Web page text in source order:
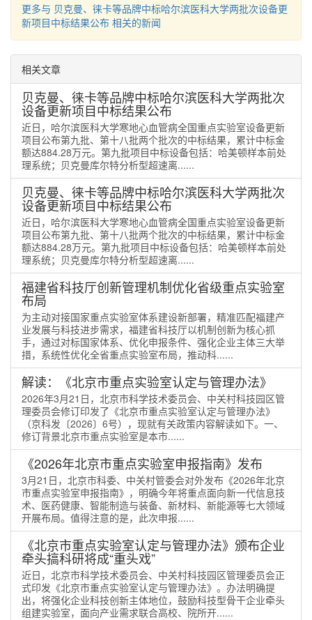
更多与 贝克曼、徕卡等品牌中标哈尔滨医科大学两批次设备更
新项目中标结果公布 相关的新闻
相关文章
贝克曼、徕卡等品牌中标哈尔滨医科大学两批次
设备更新项目中标结果公布
近日，哈尔滨医科大学寒地心血管病全国重点实验室设备更新
项目公布第九批、第十八批两个批次的中标结果，累计中标金
额达884.28万元。第九批项目中标设备包括：哈美顿样本前处
理系统；贝克曼库尔特分析型超速离......
贝克曼、徕卡等品牌中标哈尔滨医科大学两批次
设备更新项目中标结果公布
近日，哈尔滨医科大学寒地心血管病全国重点实验室设备更新
项目公布第九批、第十八批两个批次的中标结果，累计中标金
额达884.28万元。第九批项目中标设备包括：哈美顿样本前处
理系统；贝克曼库尔特分析型超速离......
福建省科技厅创新管理机制优化省级重点实验室
布局
为主动对接国家重点实验室体系建设新部署，精准匹配福建产
业发展与科技进步需求，福建省科技厅以机制创新为核心抓
手，通过对标国家体系、优化申报条件、强化企业主体三大举
措，系统性优化全省重点实验室布局，推动科......
解读：《北京市重点实验室认定与管理办法》
2026年3月21日，北京市科学技术委员会、中关村科技园区管
理委员会修订印发了《北京市重点实验室认定与管理办法》
（京科发〔2026〕6号），现就有关政策内容解读如下。一、
修订背景北京市重点实验室是本市......
《2026年北京市重点实验室申报指南》发布
3月21日，北京市科委、中关村管委会对外发布《2026年北京
市重点实验室申报指南》，明确今年将重点面向新一代信息技
术、医药健康、智能制造与装备、新材料、新能源等七大领域
开展布局。值得注意的是，此次申报......
《北京市重点实验室认定与管理办法》颁布企业
牵头搞科研将成“重头戏”
近日，北京市科学技术委员会、中关村科技园区管理委员会正
式印发《北京市重点实验室认定与管理办法》。办法明确提
出，将强化企业科技创新主体地位，鼓励科技型骨干企业牵头
组建实验室，面向产业需求联合高校、院所开......